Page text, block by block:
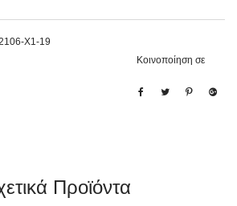
X1-19
Κοινοποίηση σε
Προϊόντα